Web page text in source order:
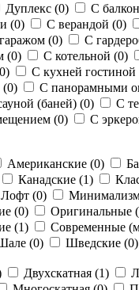
Дуплекс (0) С
(0) С верандой (0)
(0)
С
(0) С котельной (0)
0) С кухней гостиной
(0) С панорамными
(баней) (0) С
(0) С
Американские (0)
Канадские (1)
Лофт (0)
(0) Оригинальные (
(1) Современные
(0) Шведские (0)
Двухскатная (1)